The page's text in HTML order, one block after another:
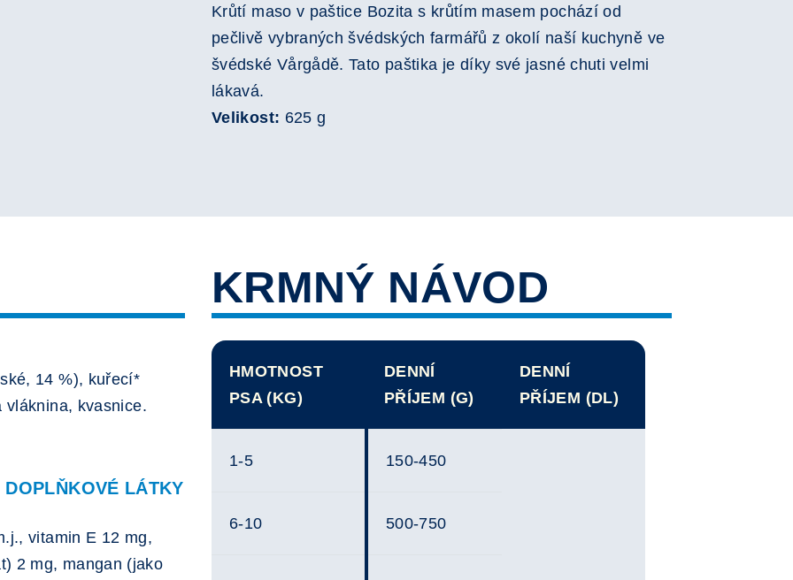
Krůtí maso v paštice Bozita s krůtím masem pochází od
pečlivě vybraných švédských farmářů z okolí naší kuchyně ve
švédské Vårgådě. Tato paštika je díky své jasné chuti velmi
lákavá.
Velikost: 625 g
14 %), kuřecí*
vláknina, kvasnice.
LÁTKY
vitamin E 12 mg,
2 mg, mangan (jako
KRMNÝ NÁVOD
HMOTNOST
PSA (KG)
DENNÍ
PŘÍJEM (G)
DENNÍ
PŘÍJEM (DL)
1-5 150-450
6-10 500-750